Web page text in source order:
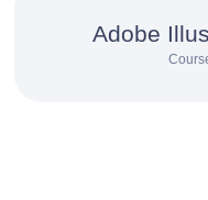
Adobe